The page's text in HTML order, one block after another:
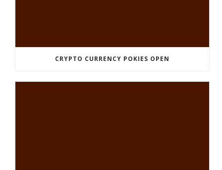
CRYPTO CURRENCY POKIES OPEN